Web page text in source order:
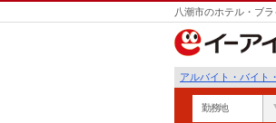
八潮市のホテル・ブ
アルバイト・バイト
勤務地